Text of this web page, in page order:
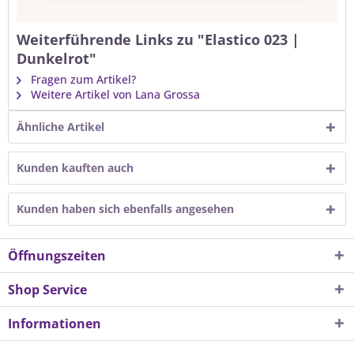
Weiterführende Links zu "Elastico 023 |
Dunkelrot"
Fragen zum Artikel?
Weitere Artikel von Lana Grossa
Ähnliche Artikel
Kunden kauften auch
Kunden haben sich ebenfalls angesehen
Öffnungszeiten
Shop Service
Informationen